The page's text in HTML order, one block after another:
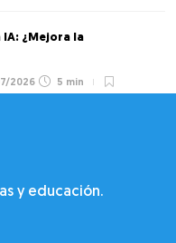
IA: ¿Mejora la
2026 5 min
y educación.